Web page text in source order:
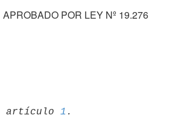
APROBADO POR LEY Nº 19.276
artículo 1